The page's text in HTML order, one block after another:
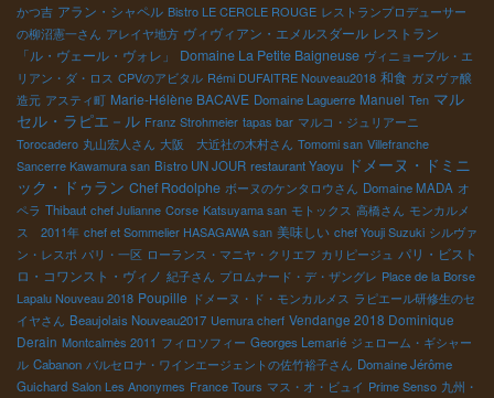
かつ吉 アラン・シャペル Bistro LE CERCLE ROUGE レストランプロデューサー
の柳沼憲一さん アレイヤ地方 ヴィヴィアン・エメルスダール レストラン
「ル・ヴェール・ヴォレ」
Domaine La Petite Baigneuse ヴィニョーブル・エ
リアン・ダ・ロス CPVのアビタル Rémi DUFAITRE Nouveau2018 和食 ガヌヴァ醸
造元 アスティ町 Marie-Hélène BACAVE Domaine Laguerre Manuel Ten マル
セル・ラピエ－ル Franz Strohmeier tapas bar マルコ・ジュリアーニ
Torocadero 丸山宏人さん 大阪 大近社の木村さん Tomomi san Villefranche
Sancerre Kawamura san Bistro UN JOUR restaurant Yaoyu ドメーヌ・ドミニ
ック・ドゥラン Chef Rodolphe ボーヌのケンタロウさん Domaine MADA オ
ペラ Thibaut chef Julianne Corse Katsuyama san モトックス 高橋さん モンカルメ
ス 2011年 chef et Sommelier HASAGAWA san 美味しい chef Youji Suzuki シルヴァ
ン・レスポ パリ・一区 ローランス・マニヤ・クリエフ カリピージュ パリ・ビスト
ロ・コワンスト・ヴィノ 紀子さん プロムナード・デ・ザングレ Place de la Borse
Lapalu Nouveau 2018 Poupille ドメーヌ・ド・モンカルメス ラピエール研修生のセ
イヤさん Beaujolais Nouveau2017 Uemura cherf Vendange 2018 Dominique
Derain Montcalmès 2011 フィロソフィー Georges Lemarié ジェローム・ギシャー
ル Cabanon バルセロナ・ワインエージェントの佐竹裕子さん Domaine Jérôme
Guichard Salon Les Anonymes France Tours マス・オ・ビュイ Prime Senso 九州・